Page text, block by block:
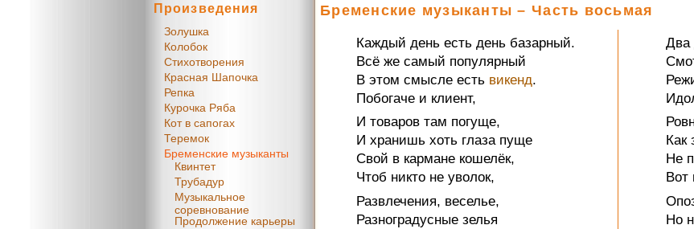
Бременские музыканты – Часть восьмая
Каждый день есть день базарный.
Всё же самый популярный
В этом смысле есть викенд.
Побогаче и клиент,
И товаров там погуще,
И хранишь хоть глаза пуще
Свой в кармане кошелёк,
Чтоб никто не уволок,
Развлечения, веселье,
Разноградусные зелья
Два
Как
Не
Вот
Но
Произведения
Золушка
Колобок
Стихотворения
Красная Шапочка
Репка
Курочка Ряба
Кот в сапогах
Теремок
Бременские музыканты
Квинтет
Трубадур
Музыкальное
соревнование
Продолжение карьеры